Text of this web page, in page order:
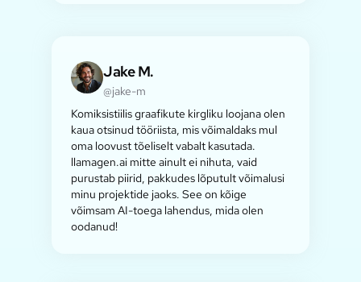
Jake M.
@jake-m
Komiksistiilis graafikute kirgliku loojana olen
kaua otsinud tööriista, mis võimaldaks mul
oma loovust tõeliselt vabalt kasutada.
llamagen.ai mitte ainult ei nihuta, vaid
purustab piirid, pakkudes lõputult võimalusi
minu projektide jaoks. See on kõige
võimsam AI-toega lahendus, mida olen
oodanud!